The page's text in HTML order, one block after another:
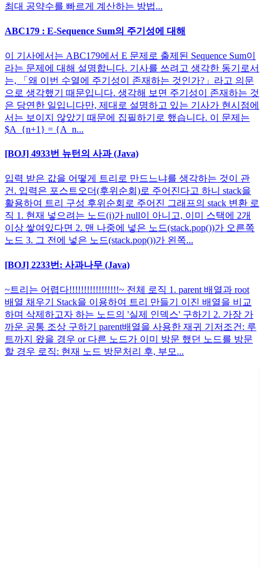
최대 공약수를 빠르게 계산하는 방법...
ABC179 : E-Sequence Sum의 주기성에 대해
이 기사에서는 ABC179에서 E 문제로 출제된 Sequence Sum이
라는 문제에 대해 설명합니다. 기사를 쓰려고 생각한 동기로서
는, 「왜 이번 수열에 주기성이 존재하는 것인가?」라고 의문
으로 생각했기 때문입니다. 생각해 보면 주기성이 존재하는 것
은 당연한 일입니다만, 제대로 설명하고 있는 기사가 현시점에
서는 보이지 않았기 때문에 집필하기로 했습니다. 이 문제는
$A_{n+1} = {A_n...
[BOJ] 4933번 뉴턴의 사과 (Java)
입력 받은 값을 어떻게 트리로 만드느냐를 생각하는 것이 관
건. 입력은 포스트오더(후위순회)로 주어진다고 하니 stack을
활용하여 트리 구성 후위순회로 주어진 그래프의 stack 변환 로
직 1. 현재 넣으려는 노드(i)가 null이 아니고, 이미 스택에 2개
이상 쌓여있다면 2. 맨 나중에 넣은 노드(stack.pop())가 오른쪽
노드 3. 그 전에 넣은 노드(stack.pop())가 왼쪽...
[BOJ] 2233번: 사과나무 (Java)
~트리는 어렵다!!!!!!!!!!!!!!!!!~ 전체 로직 1. parent 배열과 root
배열 채우기 Stack을 이용하여 트리 만들기 이진 배열을 비교
하며 삭제하고자 하는 노드의 '실제 인덱스' 구하기 2. 가장 가
까운 공통 조상 구하기 parent배열을 사용한 재귀 기저조건: 루
트까지 왔을 경우 or 다른 노드가 이미 방문 했던 노드를 방문
할 경우 로직: 현재 노드 방문처리 후, 부모...